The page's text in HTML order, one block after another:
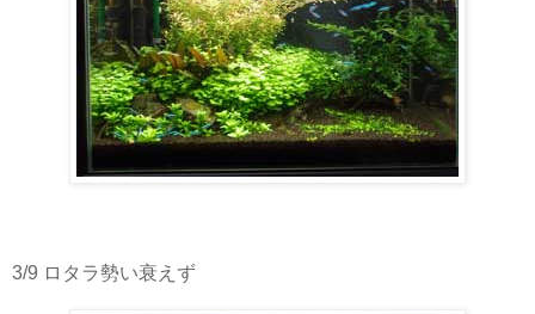
3/9 ロタラ勢い衰えず